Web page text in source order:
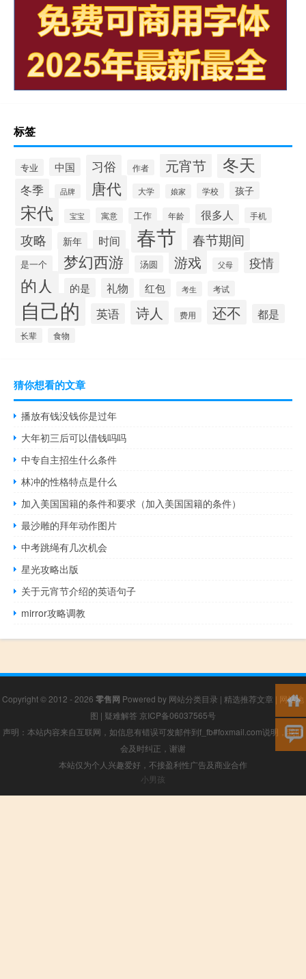
标签
专业 中国 习俗 作者 元宵节 冬天
冬季 品牌 唐代 大学 娘家 学校 孩子
宋代 宝宝 寓意 工作 年龄 很多人 手机
攻略 新年 时间 春节 春节期间
是一个 梦幻西游 汤圆 游戏 父母 疫情
的人 的是 礼物 红包 考生 考试
自己的 英语 诗人 费用 还不 都是
长辈 食物
猜你想看的文章
播放有钱没钱你是过年
大年初三后可以借钱吗吗
中专自主招生什么条件
林冲的性格特点是什么
加入美国国籍的条件和要求（加入美国国籍的条件）
最沙雕的拜年动作图片
中考跳绳有几次机会
星光攻略出版
关于元宵节介绍的英语句子
mirror攻略调教
Copyright © 2012 - 2026 零售网 Powered by 网站分类目录 | 精选推荐文章 | 网站地
图 | 疑难解答 京ICP备06037565号
声明：本站内容来自互联网，如信息有错误可发邮件到f_fb#foxmail.com说明，我们
会及时纠正，谢谢
本站仅为个人兴趣爱好，不接盈利性广告及商业合作
小男孩